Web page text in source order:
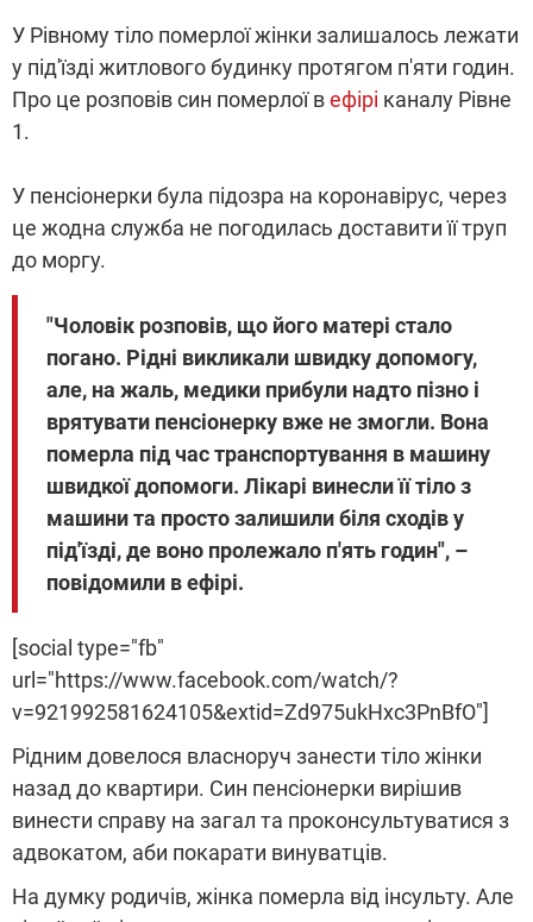
У Рівному тіло померлої жінки залишалось лежати
у під'їзді житлового будинку протягом п'яти годин.
Про це розповів син померлої вефірі каналу Рівне
1.
У пенсіонерки була підозра на коронавірус, через
це жодна служба не погодилась доставити її труп
до моргу.
"Чоловік розповів, що його матері стало
погано. Рідні викликали швидку допомогу,
але, на жаль, медики прибули надто пізно і
врятувати пенсіонерку вже не змогли. Вона
померла під час транспортування в машину
швидкої допомоги. Лікарі винесли її тіло з
машини та просто залишили біля сходів у
під'їзді, де воно пролежало п'ять годин", –
повідомили в ефірі.
[social type="fb"
url="https://www.facebook.com/watch/?
v=921992581624105&extid=Zd975ukHxc3PnBfO"]
Рідним довелося власноруч занести тіло жінки
назад до квартири. Син пенсіонерки вирішив
винести справу на загал та проконсультуватися з
адвокатом, аби покарати винуватців.
На думку родичів, жінка померла від інсульту. Але